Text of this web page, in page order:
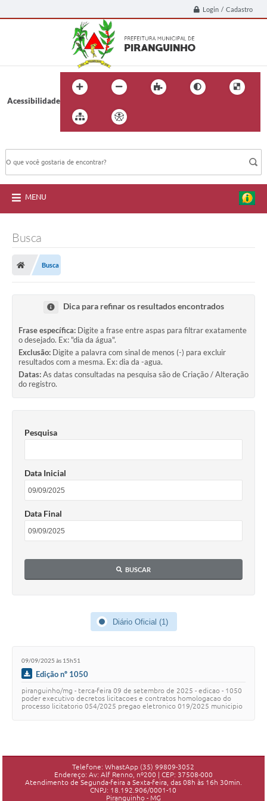
Login / Cadastro
Acessibilidade
MENU
Busca
Busca
Dica para refinar os resultados encontrados
Frase específica: Digite a frase entre aspas para filtrar exatamente
o desejado. Ex: "dia da água".
Exclusão: Digite a palavra com sinal de menos (-) para excluir
resultados com a mesma. Ex: dia da -agua.
Datas:As datas consultadas na pesquisa são de Criação / Alteração
do registro.
Pesquisa
Data Inicial
Data Final
BUSCAR
Diário Oficial (1)
09/09/2025 às 15h51
Edição nº 1050
piranguinho/mg - terca-feira 09 de setembro de 2025 - edicao - 1050
poder executivo decretos licitacoes e contratos homologacao do
processo licitatorio 054/2025 pregao eletronico 019/2025 municipio
Telefone: WhastApp (35) 99809-3052
Endereço: Av: Alf Renno, nº200 | CEP: 37508-000
Atendimento de Segunda-feira a Sexta-feira, das 08h às 16h 30min.
CNPJ: 18.192.906/0001-10
Piranguinho - MG